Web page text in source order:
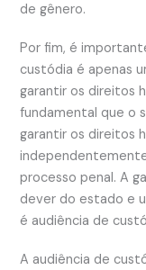
de gênero.
Por fim, é
custódia é apenas
garantir os direitos
fundamental que o
garantir os direitos
processo penal. A
dever do estado e
é audiência de
A audiência de